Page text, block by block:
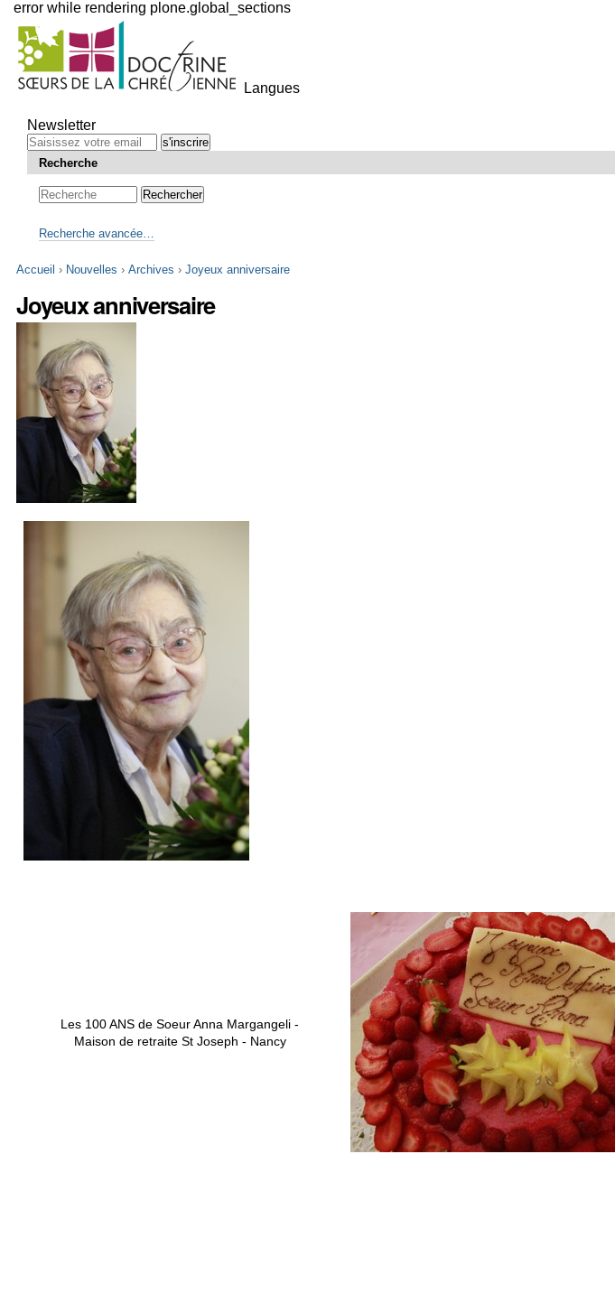
error while rendering plone.global_sections
Outils
personnels
Langues
au
contenu.
Aller
Newsletter
Recherche
Recherche avancée…
Accueil › Nouvelles ›Archives ›Joyeux anniversaire
Joyeux anniversaire
Les 100 ANS de Soeur Anna Margangeli -
Maison de retraite St Joseph - Nancy